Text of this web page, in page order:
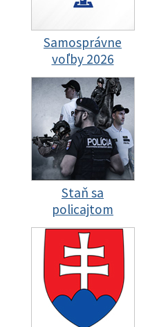
Samosprávne
voľby 2026
Staň sa
policajtom